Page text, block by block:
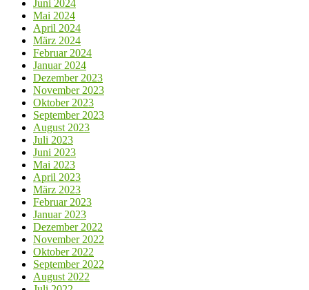
Juni 2024
Mai 2024
April 2024
März 2024
Februar 2024
Januar 2024
Dezember 2023
November 2023
Oktober 2023
September 2023
August 2023
Juli 2023
Juni 2023
Mai 2023
April 2023
März 2023
Februar 2023
Januar 2023
Dezember 2022
November 2022
Oktober 2022
September 2022
August 2022